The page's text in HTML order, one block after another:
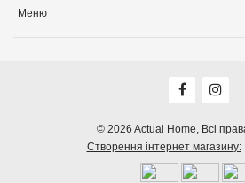
Декор для дому
Меню
Оплата, доставка
Гарантія, повернення, обмін
© 2026 Actual Home, Всі
Створення інтернет магазину: